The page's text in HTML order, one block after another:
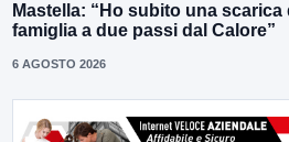
Mastella: “Ho subito una
famiglia a due passi dal Calore”
6 AGOSTO 2026